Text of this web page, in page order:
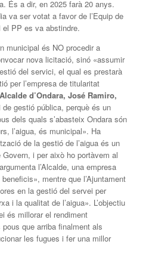
És a dir, en 2025 farà 20 anys.
va ser votat a favor de l’Equip de
PP es va abstindre.
municipal és NO procedir a
nova licitació, sinó «assumir
del servici, el qual es prestarà
per l’empresa de titularitat
Alcalde d’Ondara, José Ramiro,
de gestió pública, perquè és un
dels quals s’abasteix Ondara són
l’aigua, és municipal». Ha
de la gestió de l’aigua és un
i per això ho portàvem al
l’Alcalde, una empresa
mentre que l’Ajuntament
en la gestió del servei per
i la qualitat de l’aigua». L’objectiu
és millorar el rendiment
pous que arriba finalment als
les fugues i fer una millor